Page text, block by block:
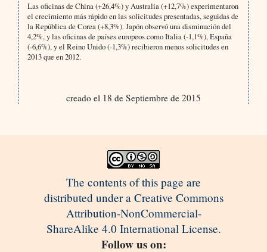
Las oficinas de China (+26,4%) y Australia (+12,7%) experimentaron
el crecimiento más rápido en las solicitudes presentadas, seguidas de
la República de Corea (+8,3%). Japón observó una disminución del
4,2%, y las oficinas de países europeos como Italia (-1,1%), España
(-6,6%), y el Reino Unido (-1,3%) recibieron menos solicitudes en
2013 que en 2012.
creado el 18 de Septiembre de 2015
The contents of this page are
distributed under a Creative Commons
Attribution-NonCommercial-
ShareAlike 4.0 International License.
Follow us on: